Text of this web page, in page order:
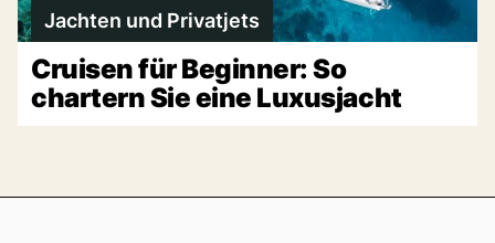
Jachten und Privatjets
Cruisen für Beginner: So
chartern Sie eine Luxusjacht